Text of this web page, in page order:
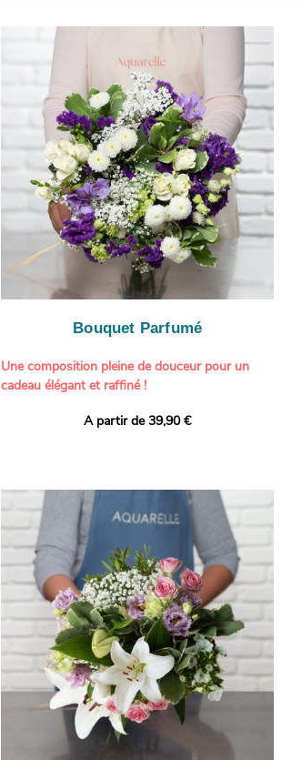
Bouquet Parfumé
Une composition pleine de douceur pour un
cadeau élégant et raffiné !
Offrez un bouquet délicat et généreux, imaginé
création une touche de pureté et de
romantisme, tandis que les giroflées dévoilent
un parfum délicat et une allure naturellement
poétique. Le gypsophile, léger et aérien, vient
envelopper l’ensemble de douceur, pendant que
les lisianthus ajoutent une note d’élégance et de
raffinement à cette harmonie florale.
Chaque tige a été sélectionnée avec soin pour
composer un bouquet lumineux, plein de
charme et de délicatesse. Avec son bel équilibre
entre volume, finesse et parfum, cette création
florale est idéale pour célébrer les plus beaux
moments de vie avec grâce et émotion.
A partir de 39,90 €